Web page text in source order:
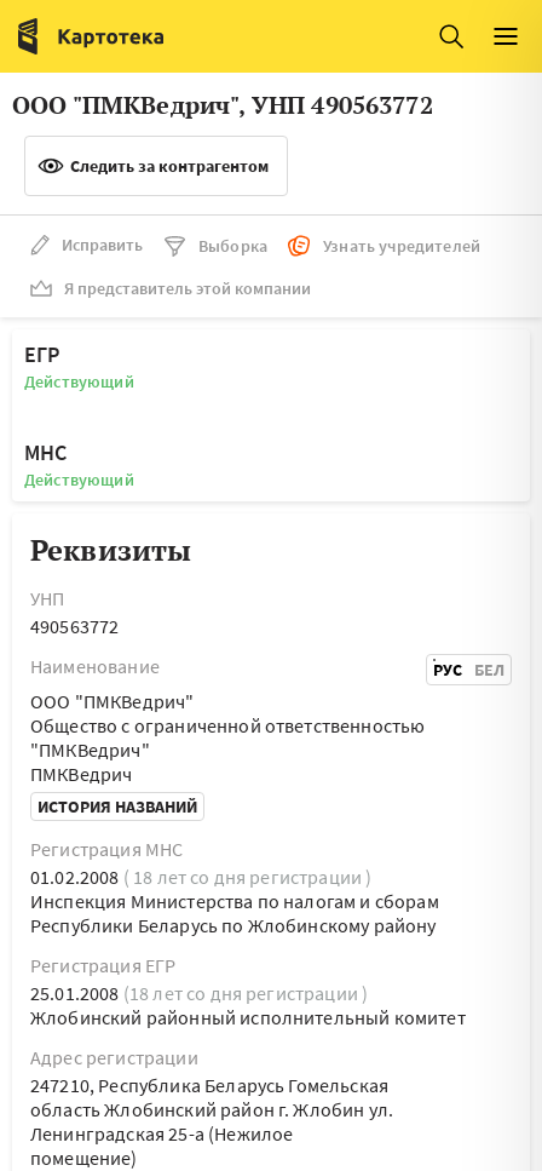
Италия
Люксембург
Литва
Нидерланды
ООО "ПМКВедрич", УНП 490563772
Следить за контрагентом
Исправить Выборка
Узнать учредителей
Я представитель этой компании
ЕГР
Действующий
МНС
Действующий
Реквизиты
УНП
490563772
Наименование
РУС БЕЛ
ООО "ПМКВедрич"
Общество с ограниченной ответственностью
"ПМКВедрич"
ПМКВедрич
ИСТОРИЯ НАЗВАНИЙ
Регистрация МНС
01.02.2008 ( 18 лет со дня регистрации )
Инспекция Министерства по налогам и сборам
Республики Беларусь по Жлобинскому району
Регистрация ЕГР
25.01.2008 (18 лет со дня регистрации )
Жлобинский районный исполнительный комитет
Адрес регистрации
247210, Республика Беларусь Гомельская
область Жлобинский район г. Жлобин ул.
Ленинградская 25-а (Нежилое
помещение)